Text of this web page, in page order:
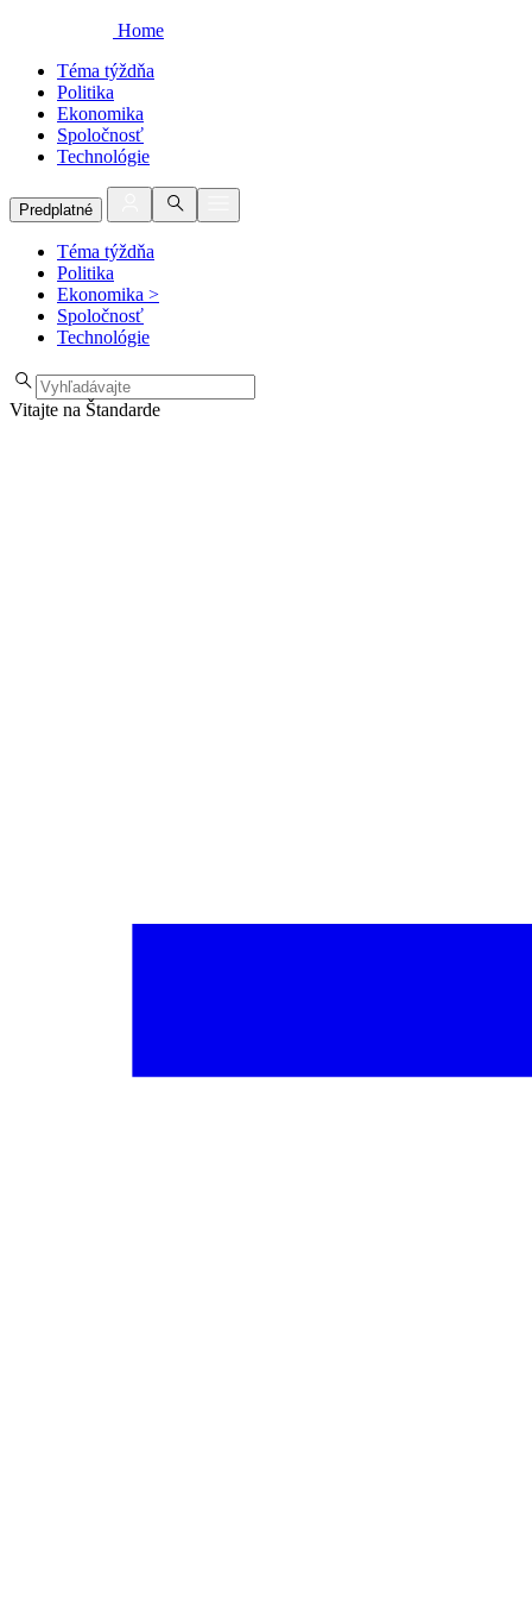
Home
Téma týždňa
Politika
Ekonomika
Spoločnosť
Technológie
Predplatné
Téma týždňa
Politika
Ekonomika >
Spoločnosť
Technológie
Vitajte na Štandarde